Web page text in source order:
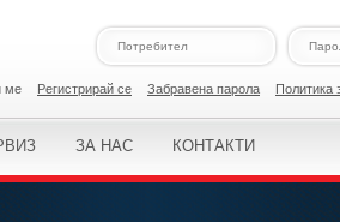
ме Регистрирай се Забравена парола Политикa
ЗА НАС КОНТАКТИ